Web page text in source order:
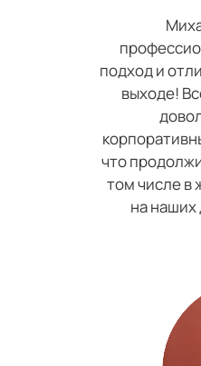
подход и
выходе!
что
том числе в
на